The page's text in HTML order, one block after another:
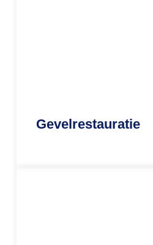
Gevelrestauratie